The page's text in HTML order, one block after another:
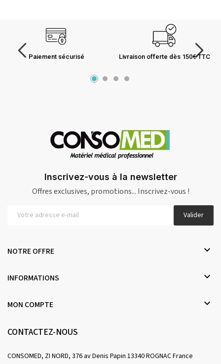
Paiement sécurisé Livraison offerte dès 150€ TTC
Inscrivez-vous à la newsletter
Offres exclusives, promotions... Inscrivez-vous !
Valider
NOTRE OFFRE 
INFORMATIONS 
MON COMPTE 
CONTACTEZ-NOUS
CONSOMED, ZI NORD, 376 av Denis Papin 13340 ROGNAC France